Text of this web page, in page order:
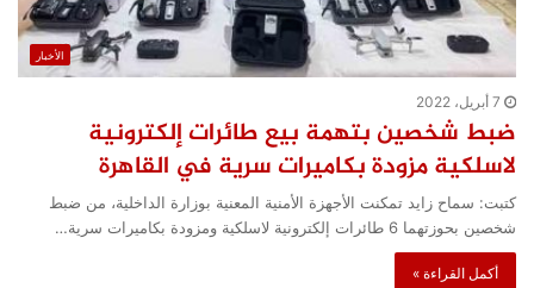
الأخبار
7 أبريل، 2022
ضبط شخصين بتهمة بيع طائرات إلكترونية
لاسلكية مزودة بكاميرات سرية في القاهرة
كتبت: سماح زايد تمكنت الأجهزة الأمنية المعنية بوزارة الداخلية، من ضبط
شخصين بحوزتهما 6 طائرات إلكترونية لاسلكية ومزودة بكاميرات سرية…
أكمل القراءة »